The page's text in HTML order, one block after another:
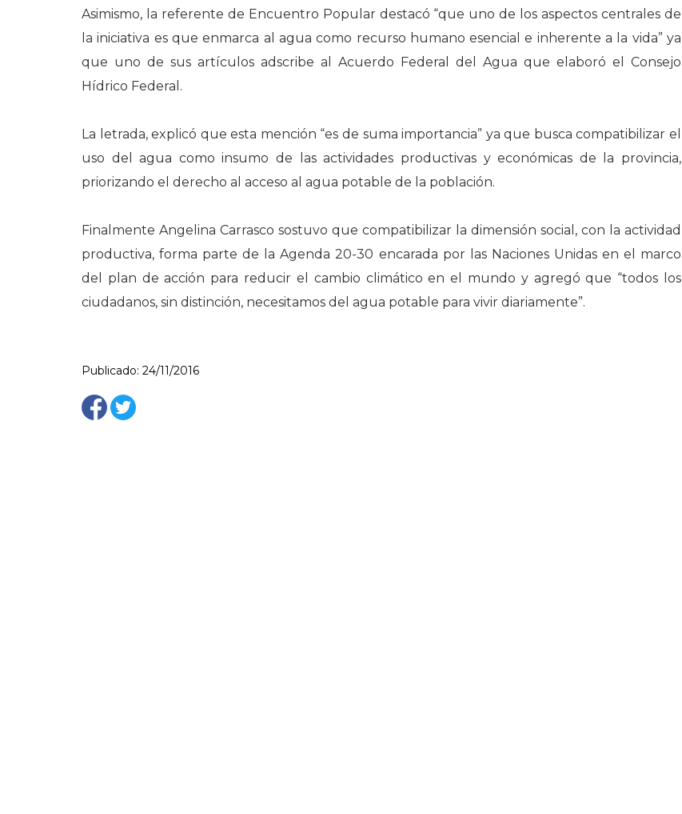
Asimismo, la referente de Encuentro Popular destacó “que uno de los aspectos centrales de
la iniciativa es que enmarca al agua como recurso humano esencial e inherente a la vida” ya
que uno de sus artículos adscribe al Acuerdo Federal del Agua que elaboró el Consejo
Hídrico Federal.
La letrada, explicó que esta mención “es de suma importancia” ya que busca compatibilizar el
uso del agua como insumo de las actividades productivas y económicas de la provincia,
priorizando el derecho al acceso al agua potable de la población.
Finalmente Angelina Carrasco sostuvo que compatibilizar la dimensión social, con la actividad
productiva, forma parte de la Agenda 20-30 encarada por las Naciones Unidas en el marco
del plan de acción para reducir el cambio climático en el mundo y agregó que “todos los
ciudadanos, sin distinción, necesitamos del agua potable para vivir diariamente”.
Publicado: 24/11/2016